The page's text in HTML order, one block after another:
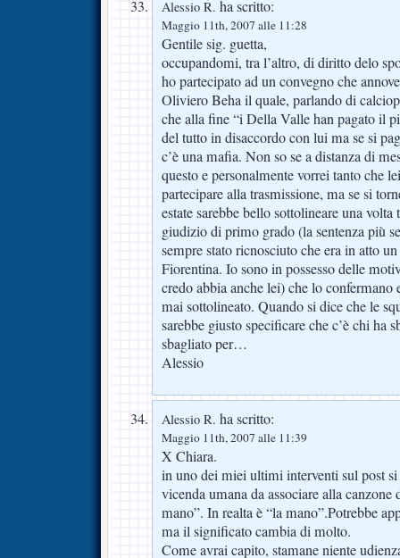
Alessio R. ha scritto:
Maggio 11th, 2007 alle 11:28
Gentile sig. guetta,
occupandomi, tra l’altro, di diritto delo
ho partecipato ad un convegno che
Oliviero Beha il quale, parlando di
che alla fine “i Della Valle han pagato il
del tutto in disaccordo con lui ma se si
c’è una mafia. Non so se a distanza di
questo e personalmente vorrei tanto che
partecipare alla trasmissione, ma se si
estate sarebbe bello sottolineare una
giudizio di primo grado (la sentenza più
sempre stato ricnosciuto che era in atto
Fiorentina. Io sono in possesso delle
credo abbia anche lei) che lo confermano
mai sottolineato. Quando si dice che le
sarebbe giusto specificare che c’è chi ha
sbagliato per…
Alessio
Alessio R. ha scritto:
Maggio 11th, 2007 alle 11:39
X Chiara.
in uno dei miei ultimi interventi sul post
vicenda umana da associare alla
mano”. In realta è “la mano”.Potrebbe
ma il significato cambia di molto.
Come avrai capito, stamane niente